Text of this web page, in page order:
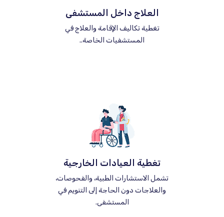
العلاج داخل المستشفى
تغطية تكاليف الإقامة والعلاج في
المستشفيات الخاصة..
تغطية العيادات الخارجية
تشمل الاستشارات الطبية، والفحوصات،
والعلاجات دون الحاجة إلى التنويم في
المستشفى.